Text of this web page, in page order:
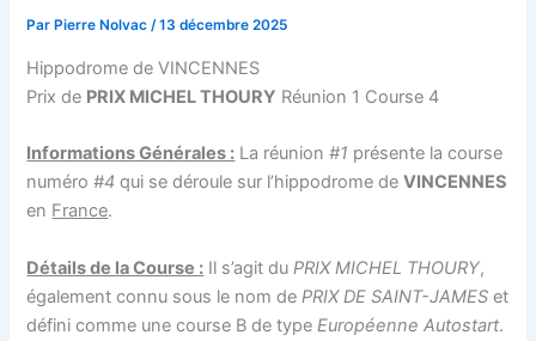
Par Pierre Nolvac/13 décembre 2025
Hippodrome de VINCENNES
Prix de PRIX MICHEL THOURY Réunion 1 Course 4
Informations Générales : La réunion#1 présente la course
numéro#4 qui se déroule sur l’hippodrome deVINCENNES
en France.
Détails de la Course : Il s’agit du PRIX MICHEL THOURY,
également connu sous le nom de PRIX DE SAINT-JAMES et
défini comme une course B de type Européenne Autostart.